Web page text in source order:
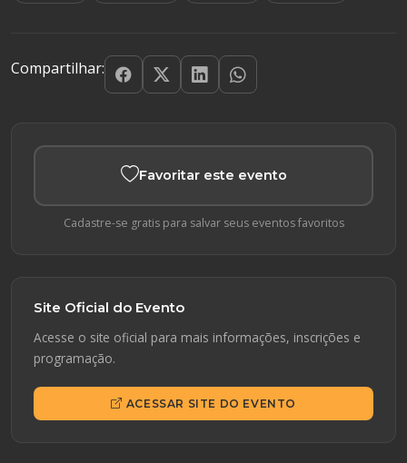
Compartilhar:
Favoritar este evento
Cadastre-se gratis para salvar seus eventos favoritos
Site Oficial do Evento
Acesse o site oficial para mais informações, inscrições e
programação.
ACESSAR SITE DO EVENTO